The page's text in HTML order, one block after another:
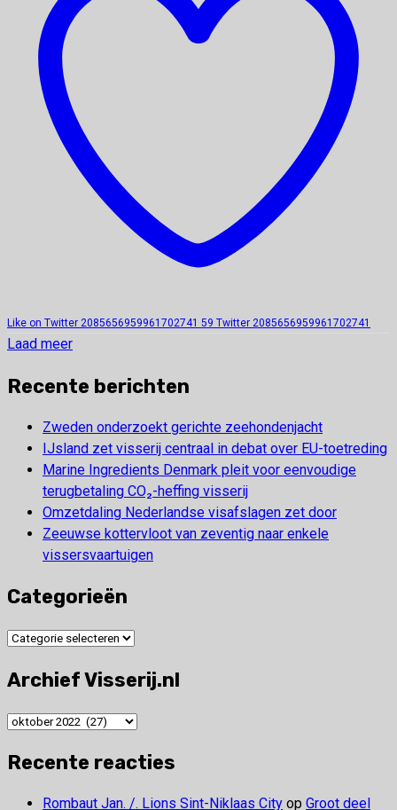
Like on Twitter 2085656959961702741 59 Twitter 2085656959961702741
Laad meer
Recente berichten
Zweden onderzoekt gerichte zeehondenjacht
IJsland zet visserij centraal in debat over EU-toetreding
Marine Ingredients Denmark pleit voor eenvoudige
terugbetaling CO₂-heffing visserij
Omzetdaling Nederlandse visafslagen zet door
Zeeuwse kottervloot van zeventig naar enkele
vissersvaartuigen
Categorieën
Categorieën
Archief Visserij.nl
Archief
Recente reacties
Rombaut Jan. /. Lions Sint-Niklaas City op Groot deel